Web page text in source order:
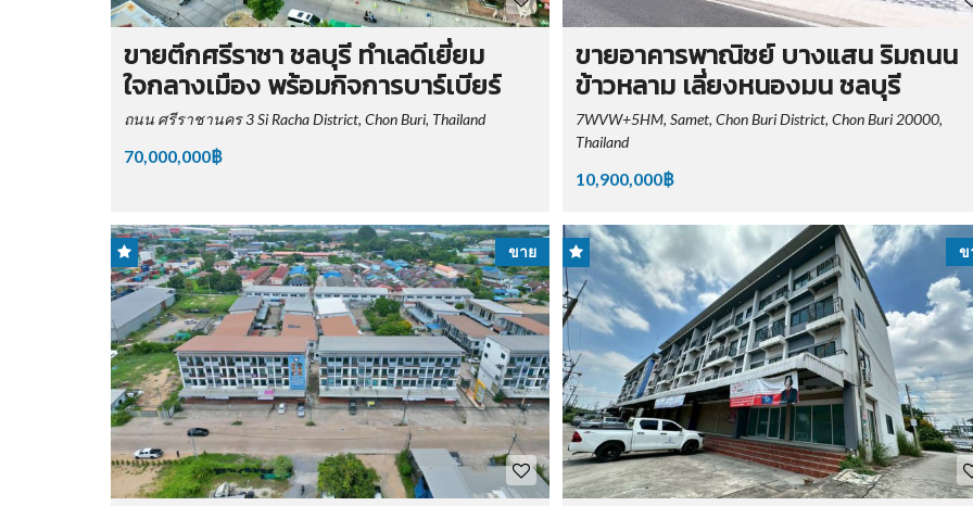
ขายตึกศรีราชา ชลบุรี ทำเลดีเยี่ยม
ใจกลางเมือง พร้อมกิจการบาร์เบียร์
ถนน ศรีราชานคร 3 Si Racha District, Chon Buri, Thailand
70,000,000฿
ขายอาคารพาณิชย์ บางแสน ริมถนน
ข้าวหลาม เลี่ยงหนองมน ชลบุรี
7WVW+5HM, Samet, Chon Buri District, Chon Buri 20000,
Thailand
10,900,000฿
ขาย ข